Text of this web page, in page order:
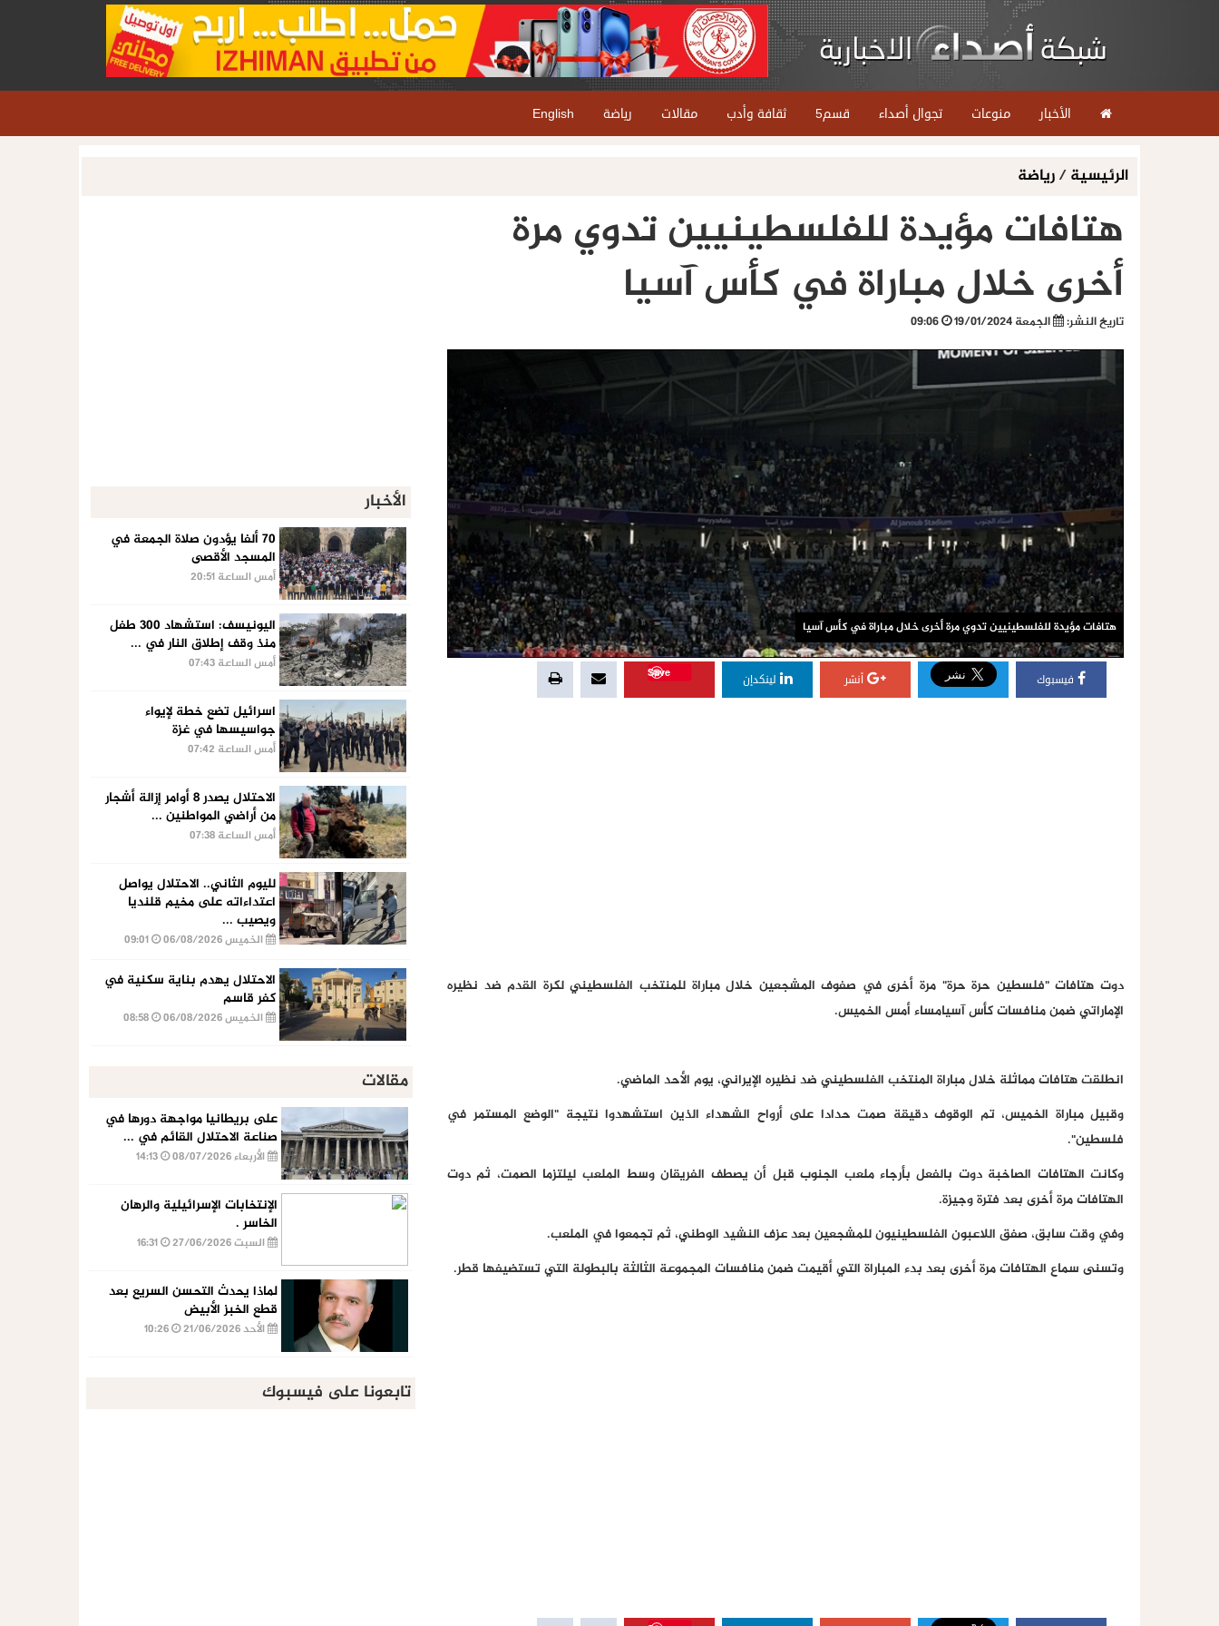
الأخبار منوعات تجوال أصداء قسم5 ثقافة وأدب مقالات رياضة English
الرئيسية/رياضة
هتافات مؤيدة للفلسطينيين تدوي مرة
أخرى خلال مباراة في كأس آسيا
تاريخ النشر: الجمعة 19/01/2024
هتافات مؤيدة للفلسطينيين تدوي مرة أخرى خلال مباراة في كأس آسيا
فيسبوك أنشر لينكدإن
Save
دوت هتافات "فلسطين حرة حرة" مرة أخرى في صفوف المشجعين خلال مباراة للمنتخب الفلسطيني لكرة القدم ضد نظيره
الإماراتي ضمن منافسات كأس آسيامساء أمس الخميس.
انطلقت هتافات مماثلة خلال مباراة المنتخب الفلسطيني ضد نظيره الإيراني، يوم الأحد الماضي.
وقبيل مباراة الخميس، تم الوقوف دقيقة صمت حدادا على أرواح الشهداء الذين استشهدوا نتيجة "الوضع المستمر في
فلسطين".
وكانت الهتافات الصاخبة دوت بالفعل بأرجاء ملعب الجنوب قبل أن يصطف الفريقان وسط الملعب ليلتزما الصمت، ثم دوت
الهتافات مرة أخرى بعد فترة وجيزة.
وفي وقت سابق، صفق اللاعبون الفلسطينيون للمشجعين بعد عزف النشيد الوطني، ثم تجمعوا في الملعب.
وتسنى سماع الهتافات مرة أخرى بعد بدء المباراة التي أقيمت ضمن منافسات المجموعة الثالثة بالبطولة التي تستضيفها قطر.
الأخبار
70 ألفا يؤدون صلاة الجمعة في
المسجد الأقصى
أمس الساعة 20:51
اليونيسف: استشهاد 300 طفل
منذ وقف إطلاق النار في ...
أمس الساعة 07:43
اسرائيل تضع خطة لإيواء
جواسيسها في غزة
أمس الساعة 07:42
الاحتلال يصدر 8 أوامر إزالة أشجار
من أراضي المواطنين ...
أمس الساعة 07:38
لليوم الثاني.. الاحتلال يواصل
اعتداءاته على مخيم قلنديا
ويصيب ...
الخميس 06/08/2026
الاحتلال يهدم بناية سكنية في
كفر قاسم
الخميس 06/08/2026
مقالات
على بريطانيا مواجهة دورها في
صناعة الاحتلال القائم في ...
الأربعاء 08/07/2026
الإنتخابات الإسرائيلية والرهان
الخاسر .
السبت 27/06/2026
لماذا يحدث التحسن السريع بعد
قطع الخبز الأبيض
الأحد 21/06/2026
تابعونا على فيسبوك